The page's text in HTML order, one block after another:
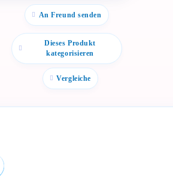
бебе? Изпрати го бързо.
Facebook Viber
WhatsApp
Копирай линк
An Freund senden
Dieses Produkt
kategorisieren
Vergleiche